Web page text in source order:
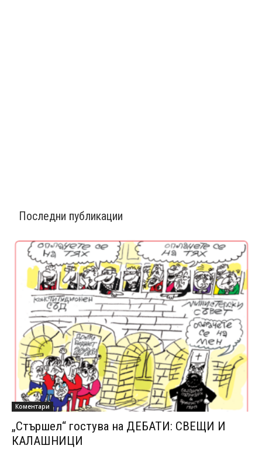
Последни публикации
Коментари
„Стършел“ гостува на ДЕБАТИ: СВЕЩИ И
КАЛАШНИЦИ